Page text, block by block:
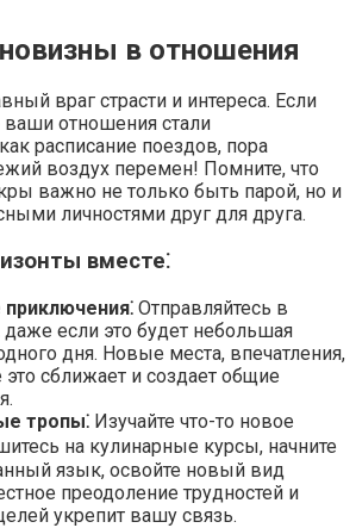
в отношения
враг страсти и интереса.​ Если
ваши отношения стали
расписание поездов, пора
воздух перемен!​ Помните, что
важно не только быть парой, но и
личностями друг для друга.​
вместе⁚
Отправляйтесь в
даже если это будет небольшая
дня. Новые места, впечатления,
сближает и создает общие
тропы⁚ Изучайте что-то новое
на кулинарные курсы, начните
язык, освойте новый вид
преодоление трудностей и
укрепит вашу связь.